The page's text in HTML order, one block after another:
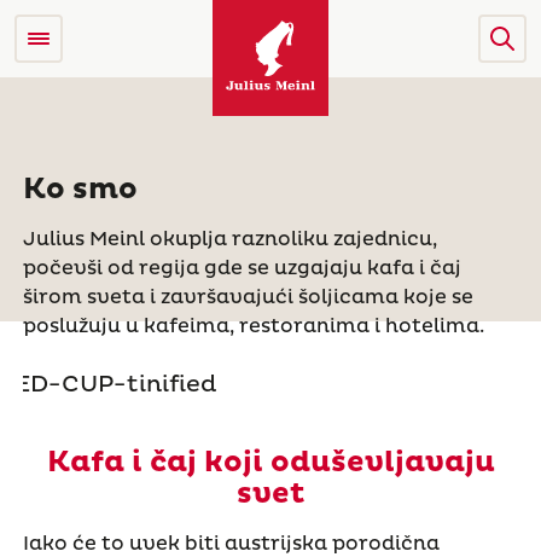
Ko smo
Julius Meinl okuplja raznoliku zajednicu,
počevši od regija gde se uzgajaju kafa i čaj
širom sveta i završavajući šoljicama koje se
poslužuju u kafeima, restoranima i hotelima.
Kafa i čaj koji oduševljavaju
svet
Iako će to uvek biti austrijska porodična